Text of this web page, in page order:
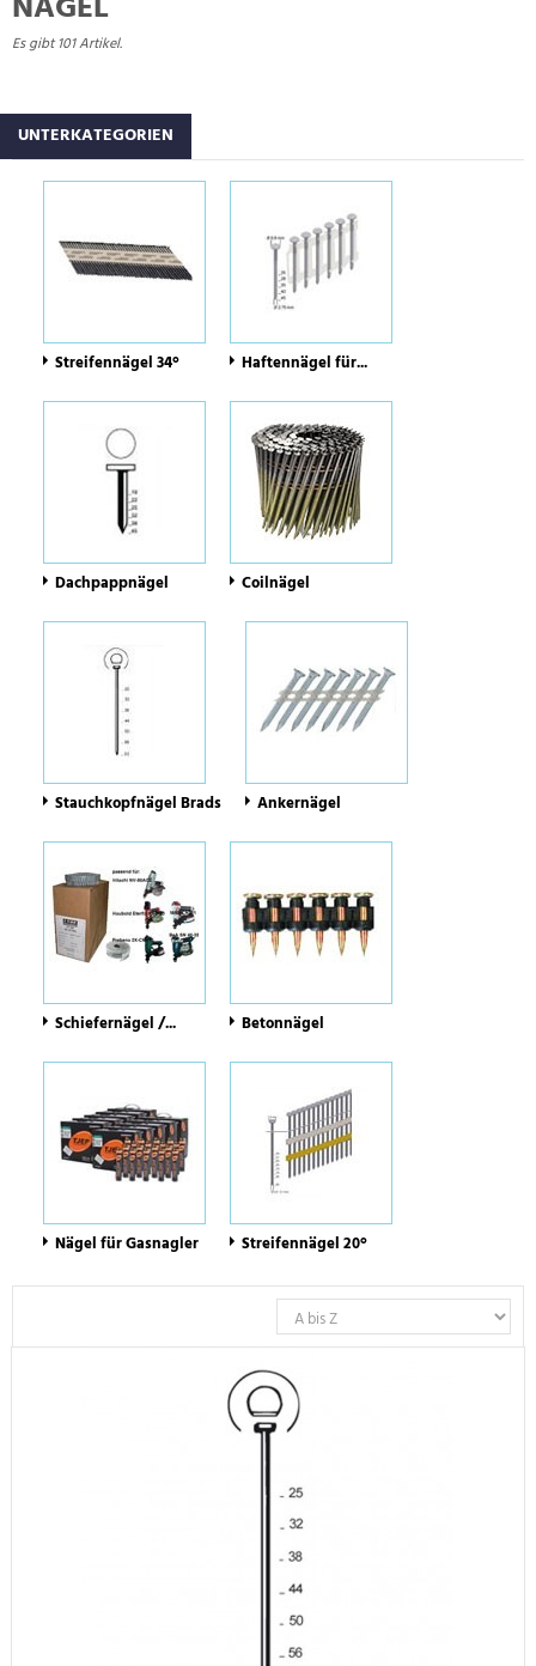
Es gibt 101 Artikel.
UNTERKATEGORIEN
Streifennägel 34° Haftennägel für...
Dachpappnägel Coilnägel
Stauchkopfnägel Brads Ankernägel
Schiefernägel /... Betonnägel
Nägel für Gasnagler Streifennägel 20°